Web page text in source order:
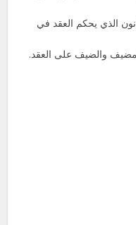
الذي يحكم العقد في
والضيف على العقد.